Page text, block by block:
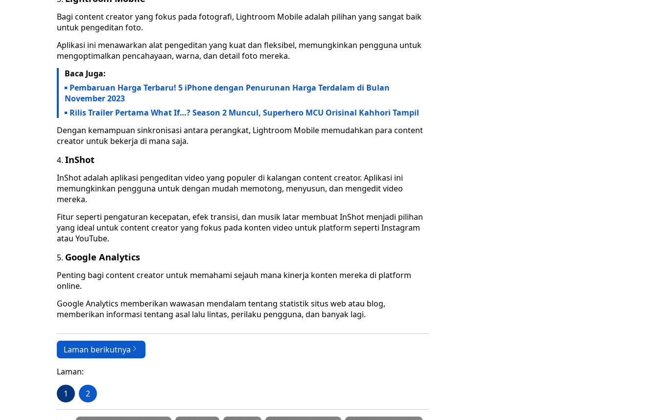
Bagi content creator yang fokus pada fotografi, Lightroom Mobile adalah pilihan yang sangat baik
untuk pengeditan foto.
Aplikasi ini menawarkan alat pengeditan yang kuat dan fleksibel, memungkinkan pengguna untuk
mengoptimalkan pencahayaan, warna, dan detail foto mereka.
Baca Juga:
Pembaruan Harga Terbaru! 5 iPhone dengan Penurunan Harga Terdalam di Bulan
November 2023
Rilis Trailer Pertama What If…? Season 2 Muncul, Superhero MCU Orisinal Kahhori Tampil
Dengan kemampuan sinkronisasi antara perangkat, Lightroom Mobile memudahkan para content
creator untuk bekerja di mana saja.
InShot
InShot adalah aplikasi pengeditan video yang populer di kalangan content creator. Aplikasi ini
memungkinkan pengguna untuk dengan mudah memotong, menyusun, dan mengedit video
mereka.
Fitur seperti pengaturan kecepatan, efek transisi, dan musik latar membuat InShot menjadi pilihan
yang ideal untuk content creator yang fokus pada konten video untuk platform seperti Instagram
atau YouTube.
Google Analytics
Penting bagi content creator untuk memahami sejauh mana kinerja konten mereka di platform
online.
Google Analytics memberikan wawasan mendalam tentang statistik situs web atau blog,
memberikan informasi tentang asal lalu lintas, perilaku pengguna, dan banyak lagi.
Laman berikutnya
Laman:
1 2